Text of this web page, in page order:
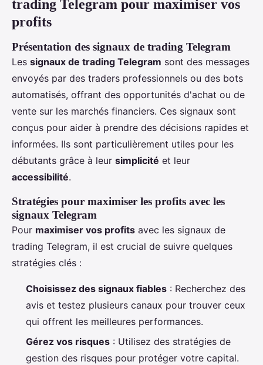
trading Telegram pour maximiser vos
profits
Présentation des signaux de trading Telegram
Les signaux de trading Telegram sont des messages
envoyés par des traders professionnels ou des bots
automatisés, offrant des opportunités d'achat ou de
vente sur les marchés financiers. Ces signaux sont
conçus pour aider à prendre des décisions rapides et
informées. Ils sont particulièrement utiles pour les
débutants grâce à leur simplicité et leur
accessibilité.
Stratégies pour maximiser les profits avec les
signaux Telegram
Pour maximiser vos profits avec les signaux de
trading Telegram, il est crucial de suivre quelques
stratégies clés :
Choisissez des signaux fiables : Recherchez des
avis et testez plusieurs canaux pour trouver ceux
qui offrent les meilleures performances.
Gérez vos risques : Utilisez des stratégies de
gestion des risques pour protéger votre capital.